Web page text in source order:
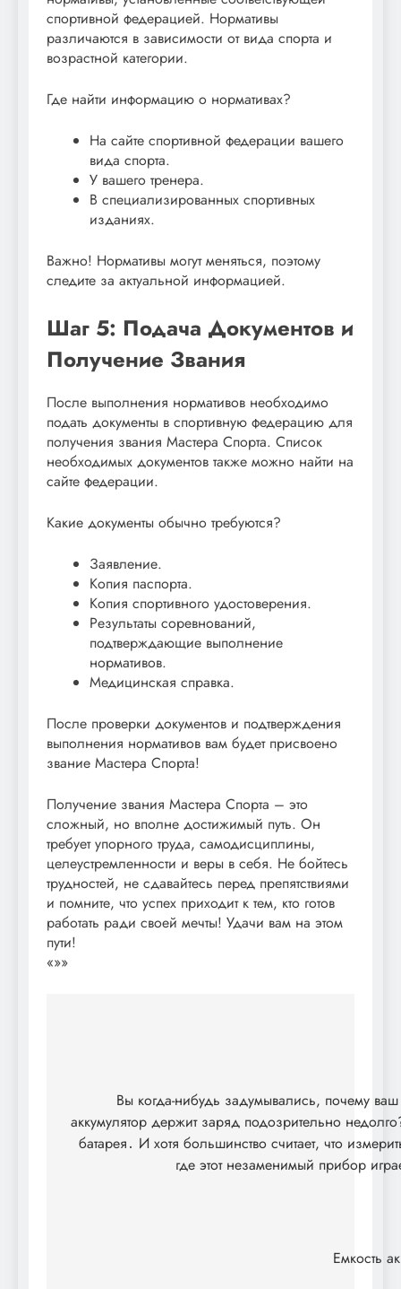
спортивной федерацией. Нормативы
различаются в зависимости от вида спорта и
возрастной категории.
Где найти информацию о нормативах?
На сайте спортивной федерации вашего
вида спорта.
У вашего тренера.
В специализированных спортивных
изданиях.
Важно! Нормативы могут меняться, поэтому
следите за актуальной информацией.
Шаг 5: Подача Документов и
Получение Звания
После выполнения нормативов необходимо
подать документы в спортивную федерацию для
получения звания Мастера Спорта. Список
необходимых документов также можно найти на
сайте федерации.
Какие документы обычно требуются?
Заявление.
Копия паспорта.
Копия спортивного удостоверения.
Результаты соревнований,
подтверждающие выполнение
нормативов.
Медицинская справка.
После проверки документов и подтверждения
выполнения нормативов вам будет присвоено
звание Мастера Спорта!
Получение звания Мастера Спорта – это
сложный, но вполне достижимый путь. Он
требует упорного труда, самодисциплины,
целеустремленности и веры в себя. Не бойтесь
трудностей, не сдавайтесь перед препятствиями
и помните, что успех приходит к тем, кто готов
работать ради своей мечты! Удачи вам на этом
пути!
«»»
записямВы когда-нибудь задумывались, почему
аккумулятор держит заряд подозрительно
батарея․ И хотя большинство считает, что
где этот незаменимый прибор
Емкость